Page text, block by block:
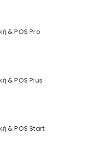
& POS Pro
& POS Plus
& POS Start